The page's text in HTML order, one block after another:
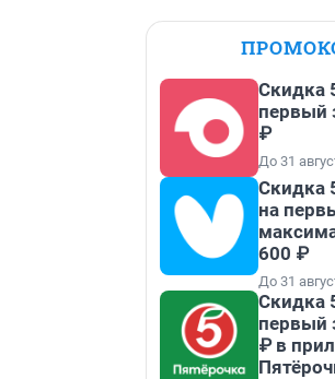
Скидка
первый
₽
До 31
Скидка
на
600 ₽
До 31
Скидка
первый
₽ в